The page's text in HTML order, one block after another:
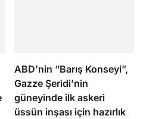
ABD’nin “Barış Konseyi”,
GazzeŞeridi’nin
güneyinde ilk askeri
üssün inşası için hazırlık